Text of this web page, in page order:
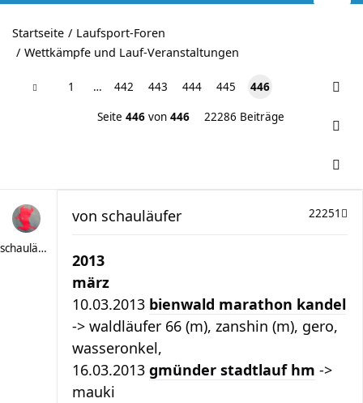
Startseite
Laufsport-Foren
Wettkämpfe und Lauf-Veranstaltungen
1 … 442 443 444 445 446
Seite 446 von 446 22286 Beiträge
schauläufer
22251
von schauläufer
2013
märz
10.03.2013 bienwald marathon kandel
-> waldläufer 66 (m), zanshin (m), gero,
wasseronkel,
16.03.2013 gmünder stadtlauf hm ->
mauki